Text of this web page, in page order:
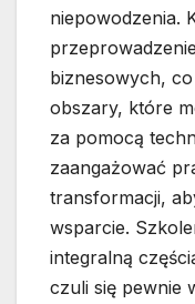
niepowodzenia.
biznesowych,
obszary, które
za pomocą
zaangażować
transformacji,
wsparcie.
integralną
czuli się pewnie